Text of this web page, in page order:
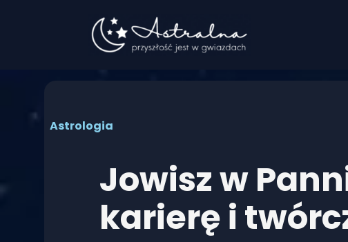
Astrologia
Jowisz w
karierę i